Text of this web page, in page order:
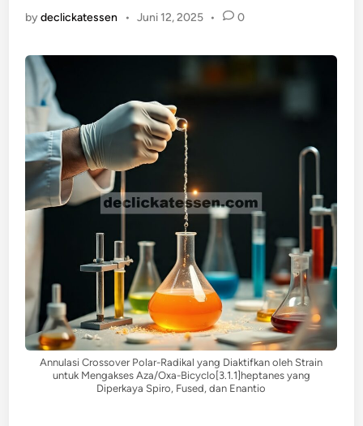
bydeclickatessen • Juni 12, 2025 • 0
Annulasi Crossover Polar-Radikal yang Diaktifkan oleh Strain
untuk Mengakses Aza/Oxa-Bicyclo[3.1.1]heptanes yang
Diperkaya Spiro, Fused, dan Enantio